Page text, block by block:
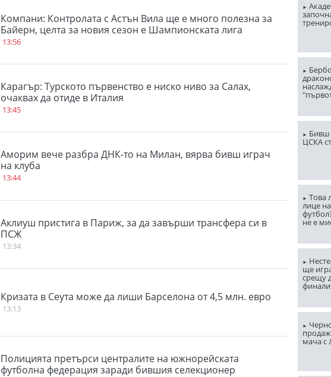
Компани: Контролата с Астън Вила ще е много полезна за
Байерн, целта за новия сезон е Шампионската лига
13:56
Карагър: Турското първенство е ниско ниво за Салах,
очаквах да отиде в Италия
13:45
Аморим вече разбра ДНК-то на Милан, вярва бивш играч
на клуба
13:44
Аклиуш пристига в Париж, за да завърши трансфера си в
ПСЖ
13:34
Кризата в Сеута може да лиши Барселона от 4,5 млн. евро
13:13
Полицията претърси централите на южнорейската
футболна федерация заради бившия селекциoнeр
Бивш
ЦСКА
Това
лице
не е
ще
срещу
мача с